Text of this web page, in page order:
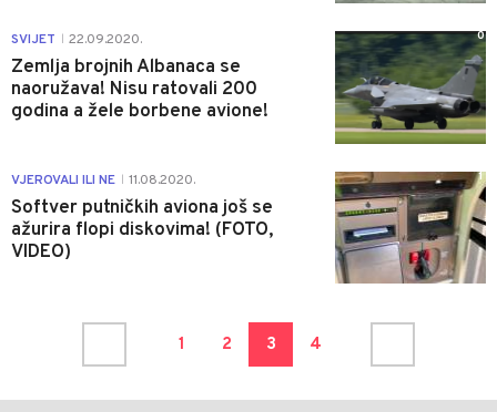
SVIJET 22.09.2020.
Zemlja brojnih Albanaca se
naoružava! Nisu ratovali 200
godina a žele borbene avione!
0
VJEROVALI ILI NE 11.08.2020.
Softver putničkih aviona još se
ažurira flopi diskovima! (FOTO,
VIDEO)
1
1 2 3 4